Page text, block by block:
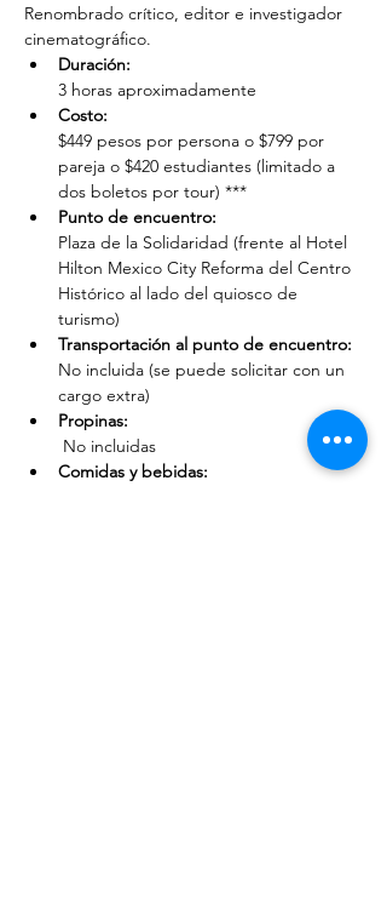
Renombrado crítico, editor e investigador
cinematográfico.
Duración:
3 horas aproximadamente
Costo:
$449 pesos por persona o $799 por
pareja o $420 estudiantes (limitado a
dos boletos por tour) ***
Punto de encuentro:
Plaza de la Solidaridad (frente al Hotel
Hilton Mexico City Reforma del Centro
Histórico al lado del quiosco de
turismo)
Transportación al punto de encuentro:
No incluida (se puede solicitar con un
cargo extra)
Propinas:
No incluidas
Comidas y bebidas: